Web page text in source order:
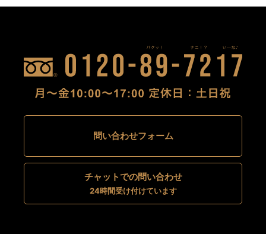
問い合わせフォーム
チャットでの問い合わせ
24時間受け付けています